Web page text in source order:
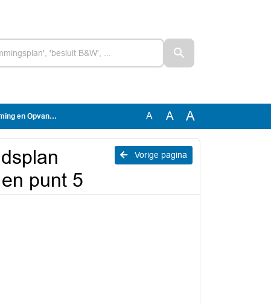
- punt 1 en punt 5 A A A
Vorige pagina
punt 5